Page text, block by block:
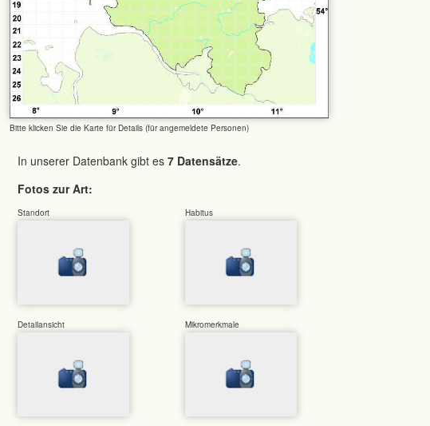
Bitte klicken Sie die Karte für Details (für angemeldete Personen)
In unserer Datenbank gibt es 7 Datensätze.
Fotos zur Art:
Standort Habitus
Detailansicht Mikromerkmale